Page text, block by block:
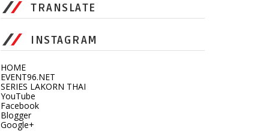
TRANSLATE
INSTAGRAM
HOME
EVENT96.NET
SERIES LAKORN THAI
YouTube
Facebook
Blogger
Google+